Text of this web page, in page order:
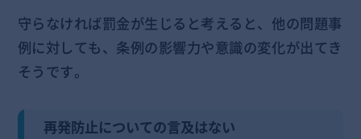
守らなければ罰金が生じると考えると、他の問題事
例に対しても、条例の影響力や意識の変化が出てき
そうです。
再発防止についての言及はない